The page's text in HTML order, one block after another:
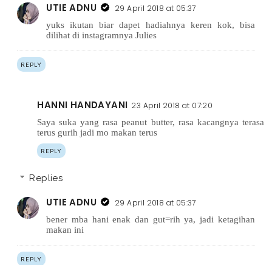
UTIE ADNU 29 April 2018 at 05:37
yuks ikutan biar dapet hadiahnya keren kok, bisa
dilihat di instagramnya Julies
REPLY
HANNI HANDAYANI 23 April 2018 at 07:20
Saya suka yang rasa peanut butter, rasa kacangnya terasa
terus gurih jadi mo makan terus
REPLY
Replies
UTIE ADNU 29 April 2018 at 05:37
bener mba hani enak dan gut=rih ya, jadi ketagihan
makan ini
REPLY